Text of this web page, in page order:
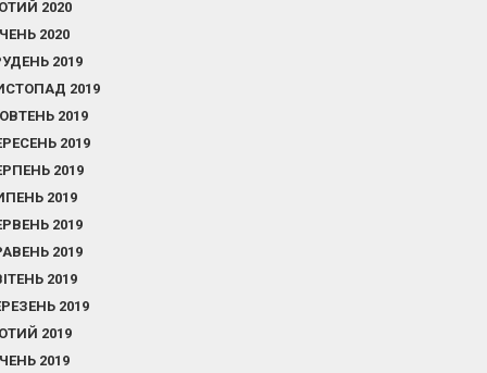
2020
2020
2019
2019
2019
2019
2019
2019
2019
2019
2019
2019
2019
2019